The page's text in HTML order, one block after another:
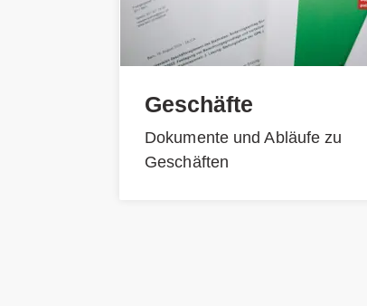
Geschäfte
Dokumente und Abläufe zu
Geschäften